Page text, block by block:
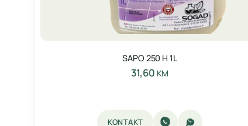
SAPO 250 H 1L
31,60 KM
KONTAKT